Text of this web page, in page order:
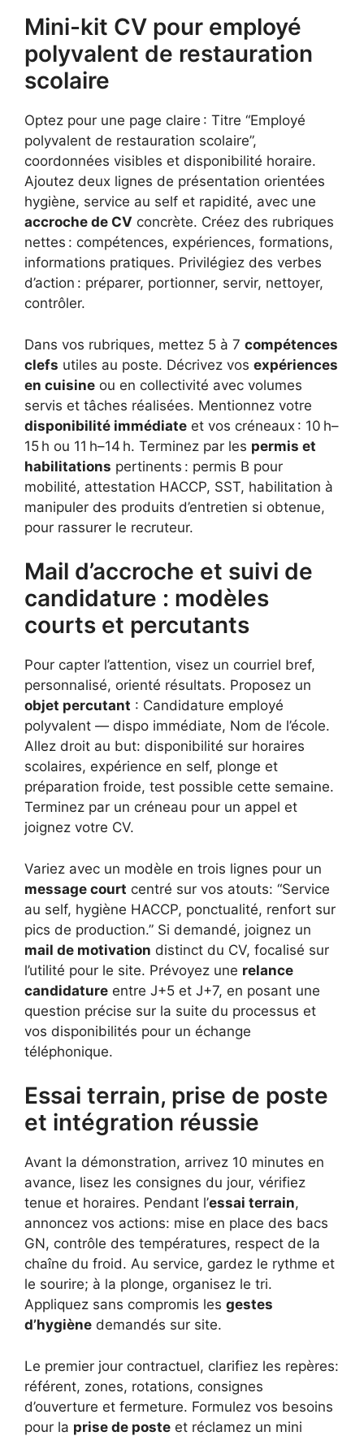
Mini-kit CV pour employé
polyvalent de restauration
scolaire
Optez pour une page claire : Titre “Employé
polyvalent de restauration scolaire”,
coordonnées visibles et disponibilité horaire.
Ajoutez deux lignes de présentation orientées
hygiène, service au self et rapidité, avec une
accroche de CV concrète. Créez des rubriques
nettes : compétences, expériences, formations,
informations pratiques. Privilégiez des verbes
d’action : préparer, portionner, servir, nettoyer,
contrôler.
Dans vos rubriques, mettez 5 à 7 compétences
clefs utiles au poste. Décrivez vos expériences
en cuisine ou en collectivité avec volumes
servis et tâches réalisées. Mentionnez votre
disponibilité immédiate et vos créneaux : 10 h–
15 h ou 11 h–14 h. Terminez par les permis et
habilitations pertinents : permis B pour
mobilité, attestation HACCP, SST, habilitation à
manipuler des produits d’entretien si obtenue,
pour rassurer le recruteur.
Mail d’accroche et suivi de
candidature : modèles
courts et percutants
Pour capter l’attention, visez un courriel bref,
personnalisé, orienté résultats. Proposez un
objet percutant : Candidature employé
polyvalent — dispo immédiate, Nom de l’école.
Allez droit au but: disponibilité sur horaires
scolaires, expérience en self, plonge et
préparation froide, test possible cette semaine.
Terminez par un créneau pour un appel et
joignez votre CV.
Variez avec un modèle en trois lignes pour un
message court centré sur vos atouts: “Service
au self, hygiène HACCP, ponctualité, renfort sur
pics de production.” Si demandé, joignez un
mail de motivation distinct du CV, focalisé sur
l’utilité pour le site. Prévoyez une relance
candidature entre J+5 et J+7, en posant une
question précise sur la suite du processus et
vos disponibilités pour un échange
téléphonique.
Essai terrain, prise de poste
et intégration réussie
Avant la démonstration, arrivez 10 minutes en
avance, lisez les consignes du jour, vérifiez
tenue et horaires. Pendant l’essai terrain,
annoncez vos actions: mise en place des bacs
GN, contrôle des températures, respect de la
chaîne du froid. Au service, gardez le rythme et
le sourire; à la plonge, organisez le tri.
Appliquez sans compromis les gestes
d’hygiène demandés sur site.
Le premier jour contractuel, clarifiez les repères:
référent, zones, rotations, consignes
d’ouverture et fermeture. Formulez vos besoins
pour la prise de poste et réclamez un mini